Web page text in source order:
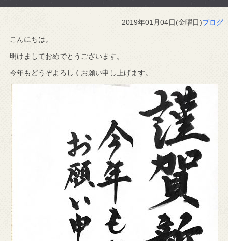
2019年01月04日(金曜日)ブログ
こんにちは。
明けましておめでとうございます。
今年もどうぞよろしくお願い申し上げます。